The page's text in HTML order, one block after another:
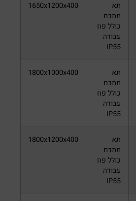
תא
מתכת
כולל פח
עבודה
IP55
1650x1200x400
תא
מתכת
כולל פח
עבודה
IP55
1800x1000x400
תא
מתכת
כולל פח
עבודה
IP55
1800x1200x400